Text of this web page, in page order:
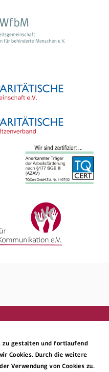
nach oben
zu gestalten und fortlaufend
Cookies. Durch die weitere
Verwendung von Cookies zu.